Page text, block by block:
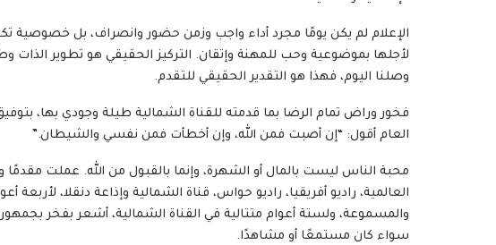
الإعلام لم يكن يومًا مجرد أداء واجب وزمن حضور وانصراف، بل خصوصية
لأجلها بموضوعية وحب للمهنة وإتقان. التركيز الحقيقي هو تطوير الذات
وصلنا اليوم، فهذا هو التقدير الحقيقي للتقدم.
فخور وراض تمام الرضا بما قدمته للقناة الشمالية طيلة وجودي بها،
العام أقول: “إن أصبت فمن الله، وإن أخطأت فمن نفسي والشيطان.”
محبة الناس ليست بالمال أو الشهرة، وإنما بالقبول من الله. عملت
العالمية، راديو أفريقيا، راديو حواس، قناة الشمالية وإذاعة دنقلا، لأربعة
والمسموعة، ولستة أعوام متتالية في القناة الشمالية، أشعر بفخر
سواء كان مستمعًا أو مشاهدًا.